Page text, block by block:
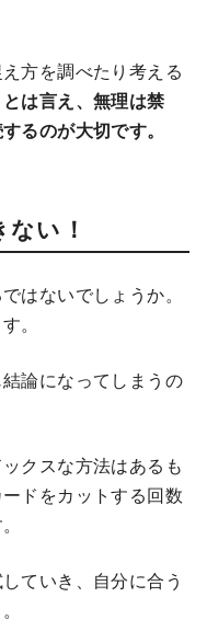
方を調べたり考える
とは言え、無理は禁
るのが大切です。
い！
はないでしょうか。
。
論になってしまうの
クスな方法はあるも
ドをカットする回数
ていき、自分に合う